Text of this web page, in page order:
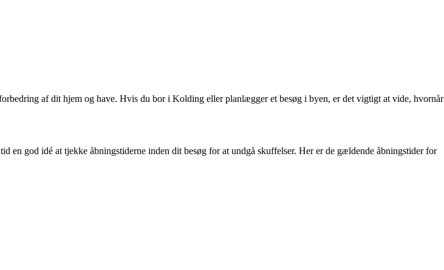
af dit hjem og have. Hvis du bor i Kolding eller planlægger et besøg i byen, er det vigtigt at vide, hvornår
god idé at tjekke åbningstiderne inden dit besøg for at undgå skuffelser. Her er de gældende åbningstider for